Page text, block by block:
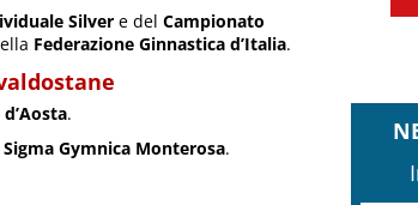
Silver e del Campionato
Federazione Ginnastica d’Italia.
.
Sigma Gymnica Monterosa.